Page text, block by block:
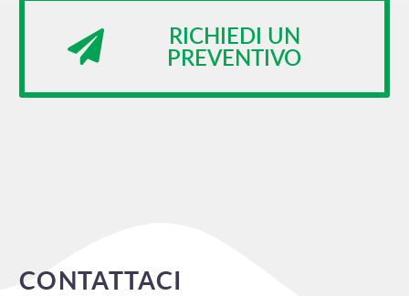
RICHIEDI UN
PREVENTIVO
CONTATTACI